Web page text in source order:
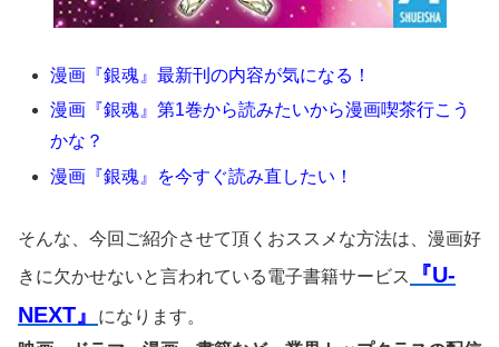
漫画『銀魂』最新刊の内容が気になる！
漫画『銀魂』第1巻から読みたいから漫画喫茶行こう
かな？
漫画『銀魂』を今すぐ読み直したい！
そんな、今回ご紹介させて頂くおススメな方法は、漫画好
きに欠かせないと言われている電子書籍サービス
『U-
NEXT』
になります。